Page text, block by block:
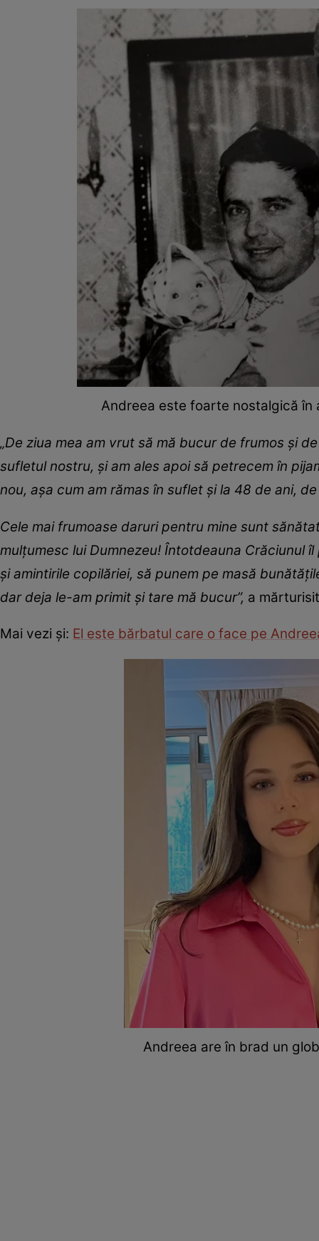
Andreea este foarte nostalgică în
„De ziua mea am vrut să mă bucur de frumos şi
sufletul nostru, şi am ales apoi să petrecem în
nou, aşa cum am rămas în suflet şi la 48 de ani,
Cele mai frumoase daruri pentru mine sunt
mulţumesc lui Dumnezeu! Întotdeauna Crăciunul
şi amintirile copilăriei, să punem pe masă
dar deja le-am primit şi tare mă bucur”, a
Mai vezi și: El este bărbatul care o face pe
Andreea are în brad un